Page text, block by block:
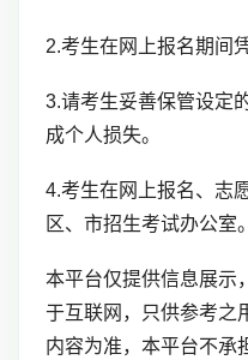
2.考生在网上报名期间
3.请考生妥善保管设定
成个人损失。
4.考生在网上报名、志
区、市招生考试办公室。
本平台仅提供信息展示
于互联网，只供参考之
内容为准，本平台不承